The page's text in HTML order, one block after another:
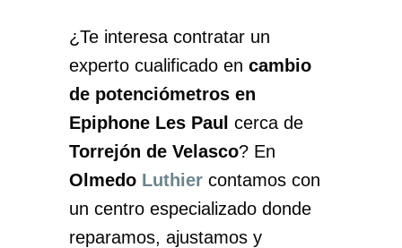
¿Te interesa contratar un
experto cualificado en cambio
de potenciómetros en
Epiphone Les Paul cerca de
Torrejón de Velasco? En
Olmedo Luthiercontamos con
un centro especializado donde
reparamos, ajustamos y